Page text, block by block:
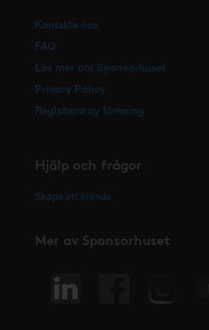
Kontakta oss
FAQ
Läs mer om Sponsorhuset
Privacy Policy
Registrera ny förening
Hjälp och frågor
Skapa ett ärende
Mer av Sponsorhuset